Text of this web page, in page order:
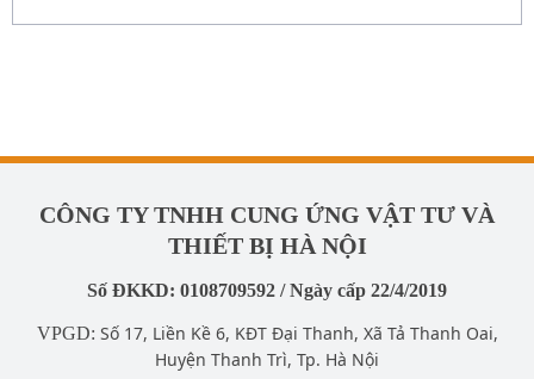
CÔNG TY TNHH CUNG ỨNG VẬT TƯ VÀ
THIẾT BỊ HÀ NỘI
Số ĐKKD: 0108709592 / Ngày cấp 22/4/2019
VPGD: Số 17, Liền Kề 6, KĐT Đại Thanh, Xã Tả Thanh Oai,
Huyện Thanh Trì, Tp. Hà Nội